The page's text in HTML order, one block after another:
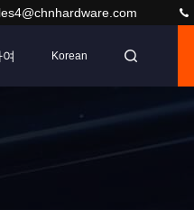
Korean